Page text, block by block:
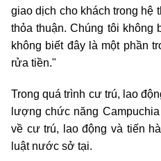
giao dịch cho khách trong hệ
thỏa thuận. Chúng tôi không
không biết đây là một phần
rửa tiền."
Trong quá trình cư trú, lao
lượng chức năng
về cư trú, lao động và tiến
luật nước sở tại.